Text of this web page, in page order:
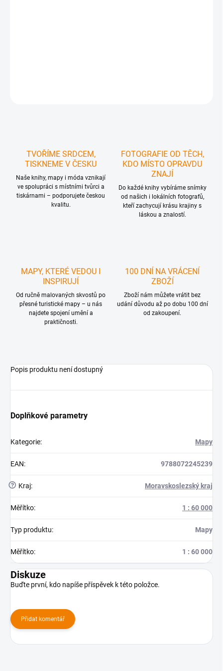
TVOŘÍME SRDCEM,
TISKNEME V ČESKU
Naše knihy, mapy i móda vznikají
ve spolupráci s místními tvůrci a
tiskárnami – podporujete českou
kvalitu.
FOTOGRAFIE OD TĚCH,
KDO MÍSTO OPRAVDU
ZNAJÍ
Do každé knihy vybíráme snímky
od našich i lokálních fotografů,
kteří zachycují krásu krajiny s
láskou a znalostí.
MAPY, KTERÉ VEDOU I
INSPIRUJÍ
Od ručně malovaných skvostů po
přesné turistické mapy – u nás
najdete spojení umění a
praktičnosti.
100 DNÍ NA VRÁCENÍ
ZBOŽÍ
Zboží nám můžete vrátit bez
udání důvodu až po dobu 100 dní
od zakoupení.
Popis produktu není dostupný
Doplňkové parametry
Kategorie: Mapy
EAN: 9788072245239
? Kraj: Moravskoslezský kraj
Měřítko: 1 : 60 000
Typ produktu: Mapy
Měřítko: 1 : 60 000
Diskuze
Buďte první, kdo napíše příspěvek k této položce.
Přidat komentář